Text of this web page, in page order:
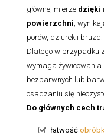
głównej mierze dzięki
powierzchni ,
porów, dziurek i bruzd.
Dlatego w przypadku
wymaga żywicowania
bezbarwnych lub
osadzaniu się
Do głównych cech
łatwość